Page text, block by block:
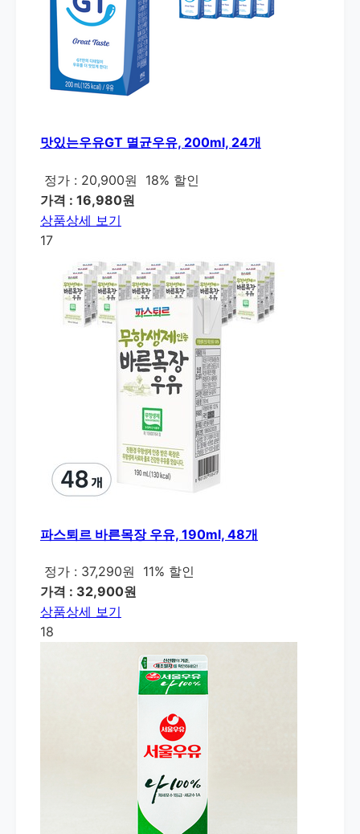
맛있는우유GT 멸균우유, 200ml, 24개
정가 : 20,900원
18% 할인
가격 : 16,980원
상품상세 보기
17
파스퇴르 바른목장 우유, 190ml, 48개
정가 : 37,290원
11% 할인
가격 : 32,900원
상품상세 보기
18